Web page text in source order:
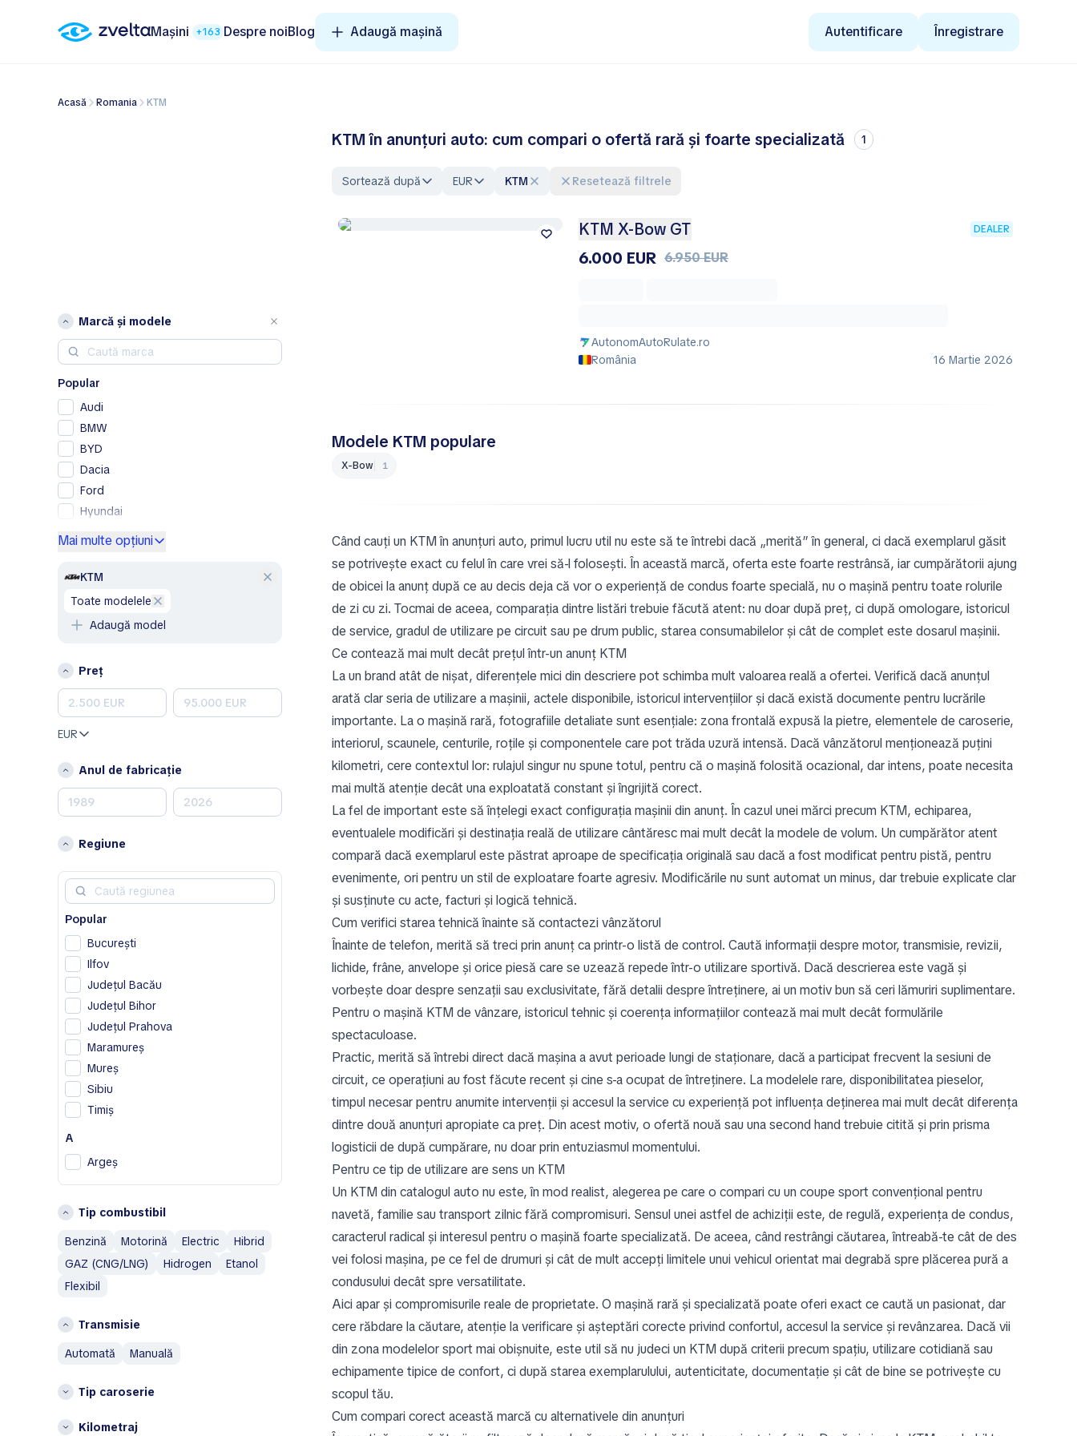
Mașini +163 Despre noiBlog Adaugă mașină Autentificare Înregistrare
Acasă Romania KTM
Marcă și modele
Popular
Audi
BMW
BYD
Dacia
Ford
Hyundai
Mercedes-Benz
Peugeot
Renault
Volkswagen
A
Aixam
Alfa Romeo
B
Bentley
Chevrolet
Chrysler
Citroen
Cupra
D
Dodge
DS
Ferrari
Fiat
G
Geely
H
Honda
Hummer
Ineos
Isuzu
J
Jaecoo
Jeep
K
Mai multe opțiuni
KTM
toate modelele
Adaugă model
Preț
EUR
Anul de fabricație
Regiune
Popular
București
Ilfov
Județul Bacău
Județul Bihor
Județul Prahova
Maramureș
Mureș
Sibiu
Timiș
A
Argeș
B
Bistrița-Năsăud
Brașov
C
Constanţa
G
Ialomița
Tip combustibil
Benzină
Motorină Electric
Hibrid
GAZ (CNG/LNG)
Hidrogen
Etanol
Flexibil
Transmisie
automată
manuală
Tip caroserie
Kilometraj
KTM în anunțuri auto: cum compari o ofertă rară și foarte specializată 1
Sortează după EUR KTM Resetează filtrele
KTM X-Bow GT DEALER
6.000 EUR 6.950 EUR
AutonomAutoRulate.ro
România
16 Martie 2026
Modele KTM populare
X-Bow 1
Când cauți un KTM în anunțuri auto, primul lucru util nu este să te întrebi dacă „merită” în general, ci dacă exemplarul găsit
se potrivește exact cu felul în care vrei să-l folosești. În această marcă, oferta este foarte restrânsă, iar cumpărătorii ajung
de obicei la anunț după ce au decis deja că vor o experiență de condus foarte specială, nu o mașină pentru toate rolurile
de zi cu zi. Tocmai de aceea, comparația dintre listări trebuie făcută atent: nu doar după preț, ci după omologare, istoricul
de service, gradul de utilizare pe circuit sau pe drum public, starea consumabilelor și cât de complet este dosarul mașinii.
Ce contează mai mult decât prețul într-un anunț KTM
La un brand atât de nișat, diferențele mici din descriere pot schimba mult valoarea reală a ofertei. Verifică dacă anunțul
arată clar seria de utilizare a mașinii, actele disponibile, istoricul intervențiilor și dacă există documente pentru lucrările
importante. La o mașină rară, fotografiile detaliate sunt esențiale: zona frontală expusă la pietre, elementele de caroserie,
interiorul, scaunele, centurile, roțile și componentele care pot trăda uzură intensă. Dacă vânzătorul menționează puțini
kilometri, cere contextul lor: rulajul singur nu spune totul, pentru că o mașină folosită ocazional, dar intens, poate necesita
mai multă atenție decât una exploatată constant și îngrijită corect.
La fel de important este să înțelegi exact configurația mașinii din anunț. În cazul unei mărci precum KTM, echiparea,
eventualele modificări și destinația reală de utilizare cântăresc mai mult decât la modele de volum. Un cumpărător atent
compară dacă exemplarul este păstrat aproape de specificația originală sau dacă a fost modificat pentru pistă, pentru
evenimente, ori pentru un stil de exploatare foarte agresiv. Modificările nu sunt automat un minus, dar trebuie explicate clar
și susținute cu acte, facturi și logică tehnică.
Cum verifici starea tehnică înainte să contactezi vânzătorul
Înainte de telefon, merită să treci prin anunț ca printr-o listă de control. Caută informații despre motor, transmisie, revizii,
lichide, frâne, anvelope și orice piesă care se uzează repede într-o utilizare sportivă. Dacă descrierea este vagă și
vorbește doar despre senzații sau exclusivitate, fără detalii despre întreținere, ai un motiv bun să ceri lămuriri suplimentare.
Pentru o mașină KTM de vânzare, istoricul tehnic și coerența informațiilor contează mai mult decât formulările
spectaculoase.
Practic, merită să întrebi direct dacă mașina a avut perioade lungi de staționare, dacă a participat frecvent la sesiuni de
circuit, ce operațiuni au fost făcute recent și cine s-a ocupat de întreținere. La modelele rare, disponibilitatea pieselor,
timpul necesar pentru anumite intervenții și accesul la service cu experiență pot influența deținerea mai mult decât diferența
dintre două anunțuri apropiate ca preț. Din acest motiv, o ofertă nouă sau una second hand trebuie citită și prin prisma
logisticii de după cumpărare, nu doar prin entuziasmul momentului.
Pentru ce tip de utilizare are sens un KTM
Un KTM din catalogul auto nu este, în mod realist, alegerea pe care o compari cu un coupe sport convențional pentru
navetă, familie sau transport zilnic fără compromisuri. Sensul unei astfel de achiziții este, de regulă, experiența de condus,
caracterul radical și interesul pentru o mașină foarte specializată. De aceea, când restrângi căutarea, întreabă-te cât de des
vei folosi mașina, pe ce fel de drumuri și cât de mult accepți limitele unui vehicul orientat mai degrabă spre plăcerea pură a
condusului decât spre versatilitate.
Aici apar și compromisurile reale de proprietate. O mașină rară și specializată poate oferi exact ce caută un pasionat, dar
cere răbdare la căutare, atenție la verificare și așteptări corecte privind confortul, accesul la service și revânzarea. Dacă vii
din zona modelelor sport mai obișnuite, este util să nu judeci un KTM după criterii precum spațiu, utilizare cotidiană sau
echipamente tipice de confort, ci după starea exemplarulului, autenticitate, documentație și cât de bine se potrivește cu
scopul tău.
Cum compari corect această marcă cu alternativele din anunțuri